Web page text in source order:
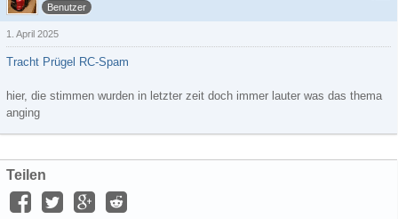
Benutzer
1. April 2025
Tracht Prügel RC-Spam
hier, die stimmen wurden in letzter zeit doch immer lauter was das thema
anging
Teilen